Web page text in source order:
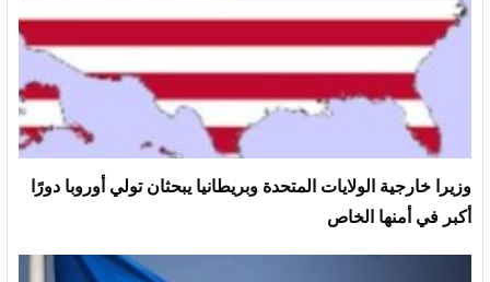
وزيرا خارجية الولايات المتحدة وبريطانيا يبحثان تولي أوروبا دورًا
أكبر في أمنها الخاص